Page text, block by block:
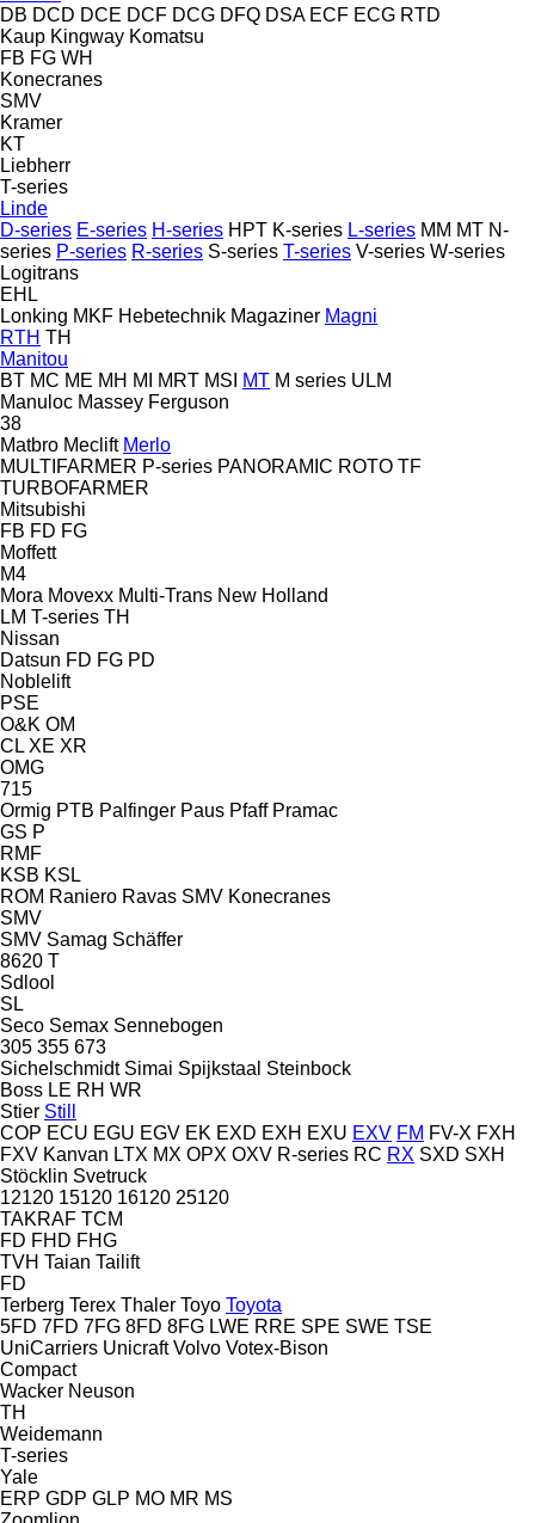
DB DCD DCE DCF DCG DFQ DSA ECF ECG RTD
Kaup Kingway Komatsu
FB FG WH
Konecranes
SMV
Kramer
KT
Liebherr
T-series
Linde
D-series E-series H-series HPT K-series L-series MM MT N-
series P-series R-series S-series T-series V-series W-series
Logitrans
EHL
Lonking MKF Hebetechnik Magaziner Magni
RTH TH
Manitou
BT MC ME MH MI MRT MSI MT M series ULM
Manuloc Massey Ferguson
38
Matbro Meclift Merlo
MULTIFARMER P-series PANORAMIC ROTO TF
TURBOFARMER
Mitsubishi
FB FD FG
Moffett
M4
Mora Movexx Multi-Trans New Holland
LM T-series TH
Nissan
Datsun FD FG PD
Noblelift
PSE
O&K OM
CL XE XR
OMG
715
Ormig PTB Palfinger Paus Pfaff Pramac
GS P
RMF
KSB KSL
ROM Raniero Ravas SMV Konecranes
SMV
SMV Samag Schäffer
8620 T
Sdlool
SL
Seco Semax Sennebogen
305 355 673
Sichelschmidt Simai Spijkstaal Steinbock
Boss LE RH WR
Stier Still
COP ECU EGU EGV EK EXD EXH EXU EXV FM FV-X FXH
FXV Kanvan LTX MX OPX OXV R-series RC RX SXD SXH
Stöcklin Svetruck
12120 15120 16120 25120
TAKRAF TCM
FD FHD FHG
TVH Taian Tailift
FD
Terberg Terex Thaler Toyo Toyota
5FD 7FD 7FG 8FD 8FG LWE RRE SPE SWE TSE
UniCarriers Unicraft Volvo Votex-Bison
Compact
Wacker Neuson
TH
Weidemann
T-series
Yale
ERP GDP GLP MO MR MS